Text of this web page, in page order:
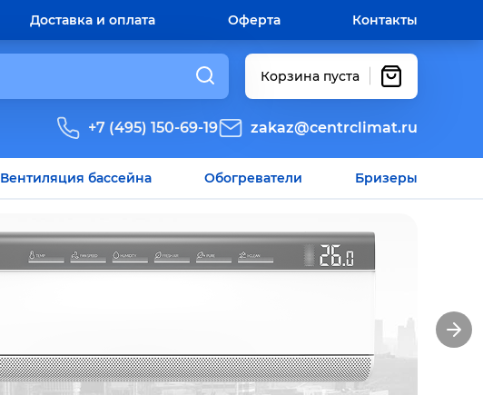
Доставка и оплата Оферта Контакты
Корзина пуста
+7 (495) 150-69-19 zakaz@centrclimat.ru
Вентиляция бассейна Обогреватели Бризеры